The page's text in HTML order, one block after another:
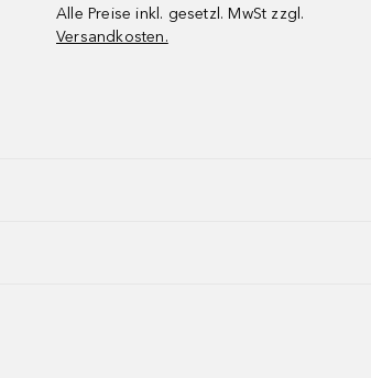
Alle Preise inkl. gesetzl. MwSt zzgl.
Versandkosten.